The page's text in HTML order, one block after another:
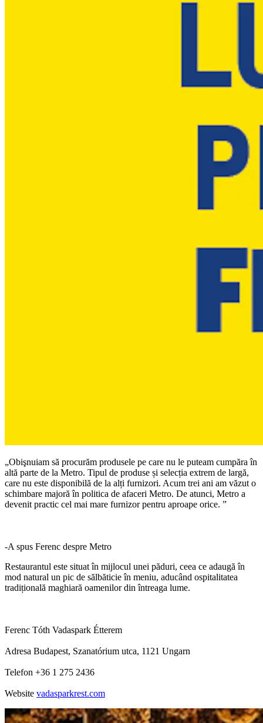
„Obişnuiam să procurăm produsele pe care nu le puteam cumpăra în
altă parte de la Metro. Tipul de produse și selecția extrem de largă,
care nu este disponibilă de la alți furnizori. Acum trei ani am văzut o
schimbare majoră în politica de afaceri Metro. De atunci, Metro a
devenit practic cel mai mare furnizor pentru aproape orice. ”
-A spus Ferenc despre Metro
Restaurantul este situat în mijlocul unei păduri, ceea ce adaugă în
mod natural un pic de sălbăticie în meniu, aducând ospitalitatea
tradițională maghiară oamenilor din întreaga lume.
Ferenc Tóth Vadaspark Étterem
Adresa Budapest, Szanatórium utca, 1121 Ungarn
Telefon +36 1 275 2436
Website vadasparkrest.com